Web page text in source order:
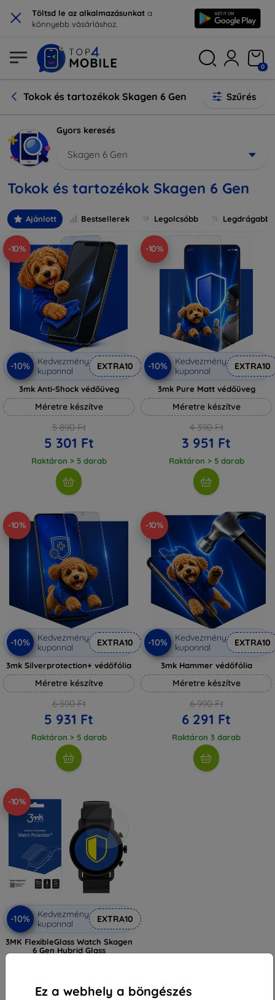
× Töltsd le az alkalmazásunkat a
könnyebb vásárláshoz.
Ez a webhely a böngészés
0
Tokok és tartozékok Skagen 6 Gen Szűrés
Gyors keresés
Skagen 6 Gen
Tokok és tartozékok Skagen 6 Gen
Ajánlott Bestsellerek Legolcsóbb Legdrágabb
-10%
-10%
Kedvezmény
kuponnal
EXTRA10
3mk Anti-Shock védőüveg
Méretre készítve
5 890 Ft
5 301 Ft
Raktáron > 5 darab
-10%
-10%
Kedvezmény
kuponnal
EXTRA10
3mk Pure Matt védőüveg
Méretre készítve
4 390 Ft
3 951 Ft
Raktáron > 5 darab
-10%
-10%
Kedvezmény
kuponnal
EXTRA10
3mk Silverprotection+ védőfólia
Méretre készítve
6 590 Ft
5 931 Ft
Raktáron > 5 darab
-10%
-10%
Kedvezmény
kuponnal
EXTRA10
3mk Hammer védőfólia
Méretre készítve
6 990 Ft
6 291 Ft
Raktáron 3 darab
-10%
-10%
Kedvezmény
kuponnal
EXTRA10
3MK FlexibleGlass Watch Skagen
6 Gen Hybrid Glass
Raktáron > 5 darab